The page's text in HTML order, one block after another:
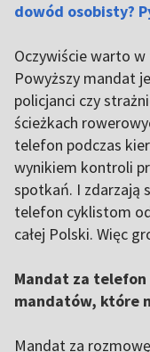
dowód osobisty?
Oczywiście warto
Powyższy mandat
policjanci czy
ścieżkach
telefon podczas
wynikiem kontroli
spotkań. I zdarzają
telefon cyklistom
całej Polski. Więc
Mandat za
mandatów, które
Mandat za